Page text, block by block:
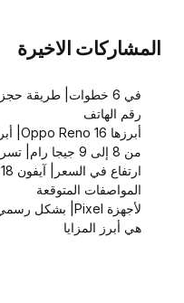
المشاركات الاخيرة
في 6 خطوات| طريقة
رقم الهاتف
أبرزها Oppo Reno 16| أبرز الهواتف المرتقبة في يوليو 2026
من 8 إلى 9 جيجا رام| تسريبات آيفون 18 الأساسي
المواصفات المتوقعة
هي أبرز المزايا